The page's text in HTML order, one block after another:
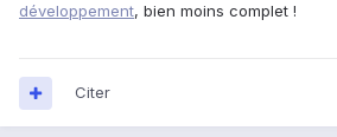
développement, bien moins complet !
Citer